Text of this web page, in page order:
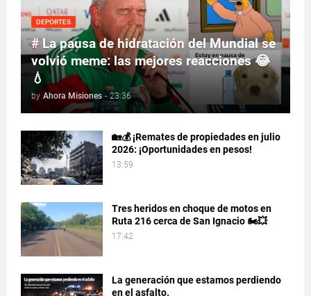
DEPORTES
# La pausa de hidratación del Mundial se
volvió meme: las mejores reacciones 😂
💧
by Ahora Misiones - 23:36
🏡💰 ¡Remates de propiedades en julio
2026: ¡Oportunidades en pesos!
13:59
Tres heridos en choque de motos en
Ruta 216 cerca de San Ignacio 🏍️💥
17:42
La generación que estamos perdiendo
en el asfalto.